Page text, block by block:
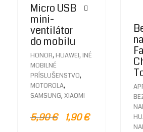
Micro USB
mini-
ventilátor
do mobilu
HONOR, HUAWEI, INÉ
MOBILNÉ
PRÍSLUŠENSTVO,
MOTOROLA,
SAMSUNG, XIAOMI
5,90€ 1,90€